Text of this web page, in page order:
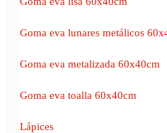
Goma eva lunares metálicos
Goma eva metalizada 60x40cm
Goma eva toalla 60x40cm
Lápices